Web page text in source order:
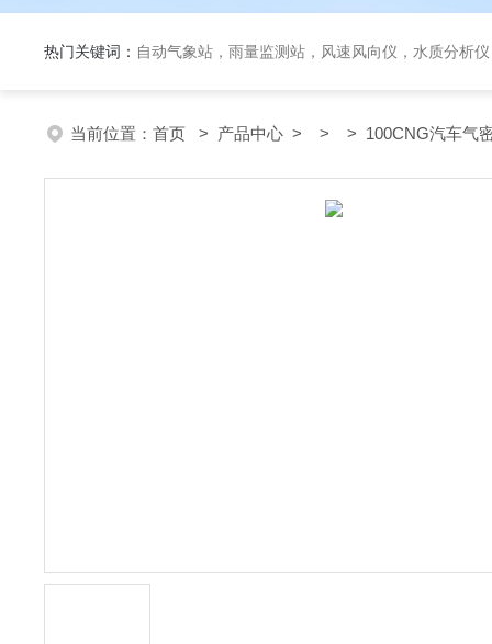
热门关键词： 自动气象站，雨量监测站，风速风向仪，水质分析
当前位置： 首页 > 产品中心 > > > 100CNG汽车气密